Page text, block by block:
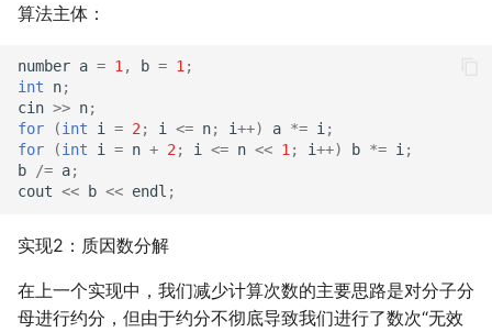
算法主体：
number a = 1 , b = 1 ;
int
n;
cin >> n;
for
(int i = 2 ; i <= n; i++) a *= i ;
for
(int i = n + 2 ; i <= n << 1 ; i++) b *= i ;
b
/= a;
cout << b << endl ;
实现2：质因数分解
在上一个实现中，我们减少计算次数的主要思路是对分子分
母进行约分，但由于约分不彻底导致我们进行了数次“无效